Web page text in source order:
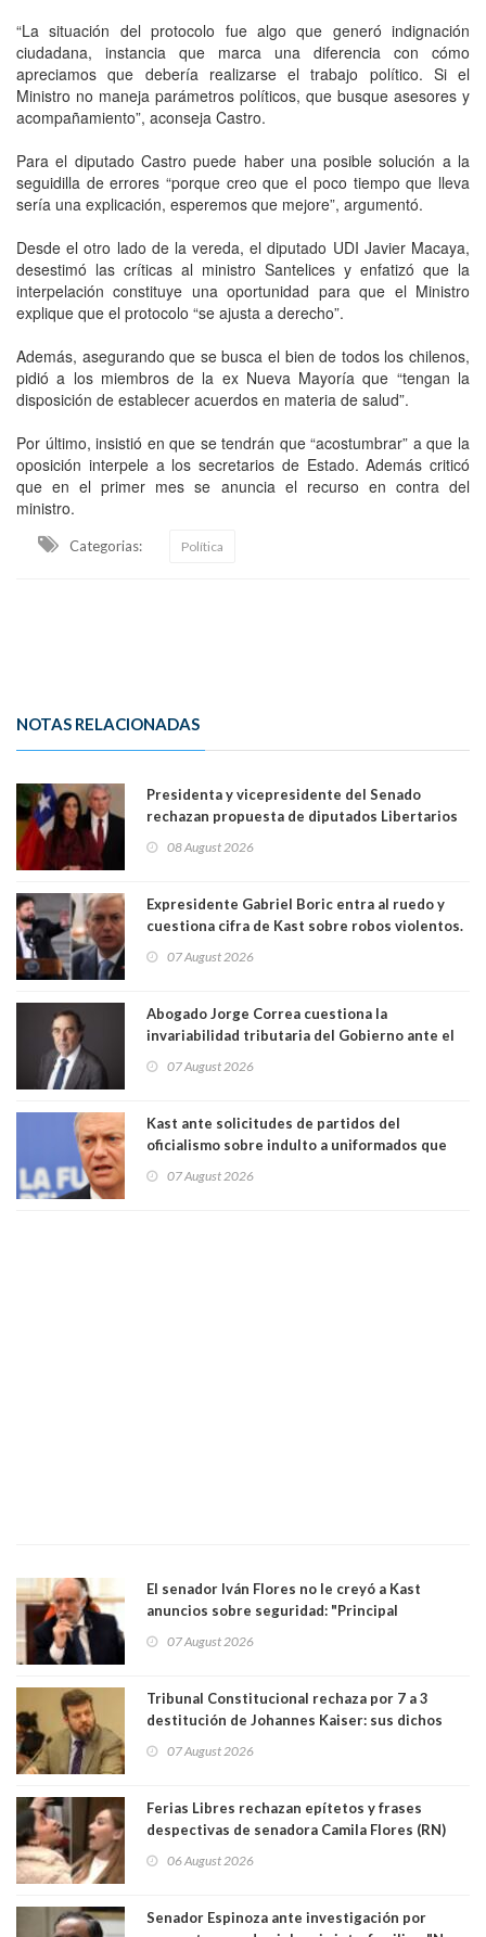
“La situación del protocolo fue algo que generó indignación
ciudadana, instancia que marca una diferencia con cómo
apreciamos que debería realizarse el trabajo político. Si el
Ministro no maneja parámetros políticos, que busque asesores y
acompañamiento”, aconseja Castro.
Para el diputado Castro puede haber una posible solución a la
seguidilla de errores “porque creo que el poco tiempo que lleva
sería una explicación, esperemos que mejore”, argumentó.
Desde el otro lado de la vereda, el diputado UDI Javier Macaya,
desestimó las críticas al ministro Santelices y enfatizó que la
interpelación constituye una oportunidad para que el Ministro
explique que el protocolo “se ajusta a derecho”.
Además, asegurando que se busca el bien de todos los chilenos,
pidió a los miembros de la ex Nueva Mayoría que “tengan la
disposición de establecer acuerdos en materia de salud”.
Por último, insistió en que se tendrán que “acostumbrar” a que la
oposición interpele a los secretarios de Estado. Además criticó
que en el primer mes se anuncia el recurso en contra del
ministro.
Categorias: Política
NOTAS RELACIONADAS
Presidenta y vicepresidente del Senado
rechazan propuesta de diputados Libertarios
"Constituye un camino equivocado"
08 August 2026
Expresidente Gabriel Boric entra al ruedo y
cuestiona cifra de Kast sobre robos violentos.
07 August 2026
Abogado Jorge Correa cuestiona la
invariabilidad tributaria del Gobierno ante el
democracia” y "defendemos la alternancia en el
07 August 2026
Kast ante solicitudes de partidos del
oficialismo sobre indulto a uniformados que
07 August 2026
El senador Iván Flores no le creyó a Kast
anuncios sobre seguridad: "Principal
perseguir ruta del dinero y levantar secreto
07 August 2026
Tribunal Constitucional rechaza por 7 a 3
destitución de Johannes Kaiser: sus dichos
justicia constitucional porque no es diputado
07 August 2026
Ferias Libres rechazan epítetos y frases
despectivas de senadora Camila Flores (RN)
06 August 2026
Senador Espinoza ante investigación por